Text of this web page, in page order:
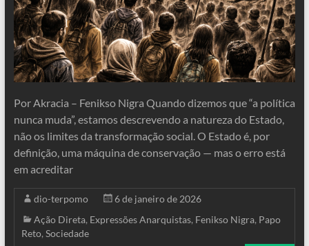
Por Akracia – Fenikso Nigra Quando dizemos que “a política
nunca muda”, estamos descrevendo a natureza do Estado,
não os limites da transformação social. O Estado é, por
definição, uma máquina de conservação — mas o erro está
em acreditar
dio-terpomo
6 de janeiro de 2026
Ação Direta, Expressões Anarquistas, Fenikso Nigra, Papo
Reto, Sociedade